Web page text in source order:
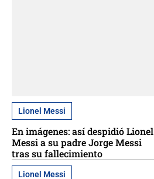
Lionel Messi
En imágenes: así despidió Lionel
Messi a su padre Jorge Messi
tras su fallecimiento
Lionel Messi